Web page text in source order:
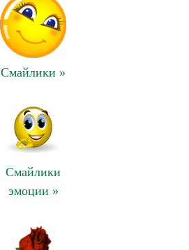
Смайлики »
Смайлики
эмоции »